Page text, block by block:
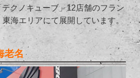
クノキューブ」12店舗のフラン
海エリアにて展開しています。
老名